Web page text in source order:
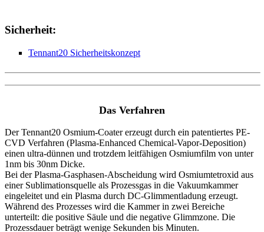
Sicherheit:
Tennant20 Sicherheitskonzept
Das Verfahren
Der Tennant20 Osmium-Coater erzeugt durch ein patentiertes PE-
CVD Verfahren (Plasma-Enhanced Chemical-Vapor-Deposition)
einen ultra-dünnen und trotzdem leitfähigen Osmiumfilm von unter
1nm bis 30nm Dicke.
Bei der Plasma-Gasphasen-Abscheidung wird Osmiumtetroxid aus
einer Sublimationsquelle als Prozessgas in die Vakuumkammer
eingeleitet und ein Plasma durch DC-Glimmentladung erzeugt.
Während des Prozesses wird die Kammer in zwei Bereiche
unterteilt: die positive Säule und die negative Glimmzone. Die
Prozessdauer beträgt wenige Sekunden bis Minuten.